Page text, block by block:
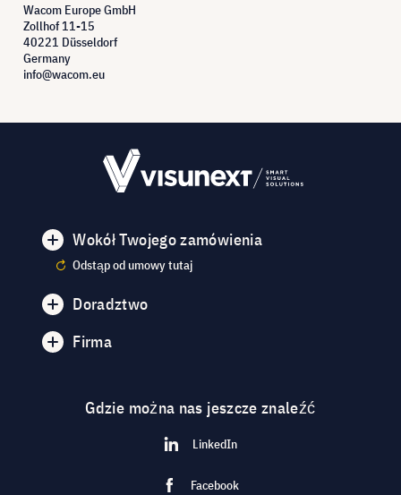
Wacom Europe GmbH
Zollhof 11-15
40221 Düsseldorf
Germany
info@wacom.eu
Wokół Twojego zamówienia
Odstąp od umowy tutaj
Doradztwo
Firma
Gdzie można nas jeszcze znaleźć
LinkedIn
Facebook